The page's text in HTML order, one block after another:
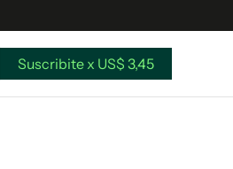
Suscribite x US$ 3,45